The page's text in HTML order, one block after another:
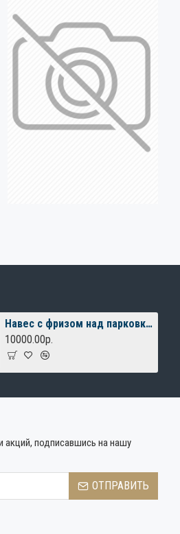
Навес с фризом над парковкой
10000.00р.
акций, подписавшись на нашу
ОТПРАВИТЬ